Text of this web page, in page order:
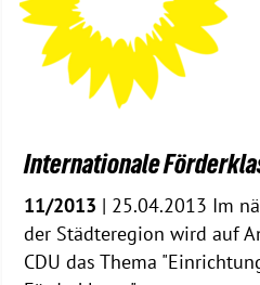
Internationale
11/2013 | 25.04.2013 Im
der Städteregion wird auf
CDU das Thema